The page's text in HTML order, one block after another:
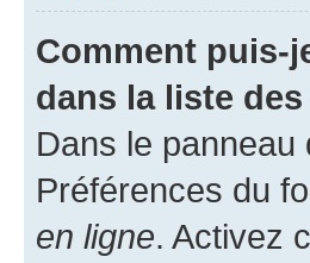
Comment puis-
dans la liste
Dans le panneau
Préférences du
en ligne. Activez